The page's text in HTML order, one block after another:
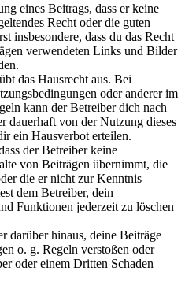
eines Beitrags, dass er keine
Recht oder die guten
insbesondere, dass du das Recht
verwendeten Links und Bilder
das Hausrecht aus. Bei
oder anderer im
kann der Betreiber dich nach
dauerhaft von der Nutzung dieses
ein Hausverbot erteilen.
der Betreiber keine
von Beiträgen übernimmt, die
die er nicht zur Kenntnis
dem Betreiber, dein
Funktionen jederzeit zu löschen
darüber hinaus, deine Beiträge
o. g. Regeln verstoßen oder
oder einem Dritten Schaden